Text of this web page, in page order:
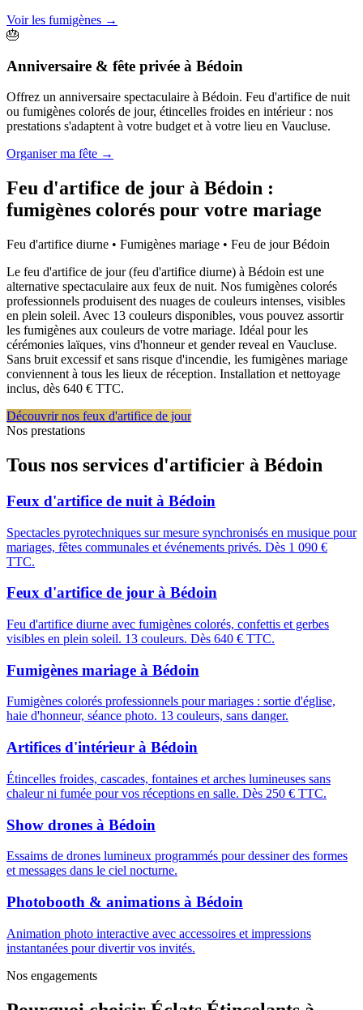
Voir les fumigènes →
🎂
Anniversaire & fête privée à Bédoin
Offrez un anniversaire spectaculaire à Bédoin. Feu d'artifice de nuit
ou fumigènes colorés de jour, étincelles froides en intérieur : nos
prestations s'adaptent à votre budget et à votre lieu en Vaucluse.
Organiser ma fête →
Feu d'artifice de jour à Bédoin :
fumigènes colorés pour votre mariage
Feu d'artifice diurne • Fumigènes mariage • Feu de jourBédoin
Le feu d'artifice de jour (feu d'artifice diurne) à Bédoin est une
alternative spectaculaire aux feux de nuit. Nos fumigènes colorés
professionnels produisent des nuages de couleurs intenses, visibles
en plein soleil. Avec 13 couleurs disponibles, vous pouvez assortir
les fumigènes aux couleurs de votre mariage. Idéal pour les
cérémonies laïques, vins d'honneur et gender reveal en Vaucluse.
Sans bruit excessif et sans risque d'incendie, les fumigènes mariage
conviennent à tous les lieux de réception. Installation et nettoyage
inclus, dès 640 € TTC.
Découvrir nos feux d'artifice de jour
Nos prestations
Tous nos services d'artificier à Bédoin
Feux d'artifice de nuit à Bédoin
Spectacles pyrotechniques sur mesure synchronisés en musique pour
mariages, fêtes communales et événements privés. Dès 1 090 €
TTC.
Feux d'artifice de jour à Bédoin
Feu d'artifice diurne avec fumigènes colorés, confettis et gerbes
visibles en plein soleil. 13 couleurs. Dès 640 € TTC.
Fumigènes mariage à Bédoin
Fumigènes colorés professionnels pour mariages : sortie d'église,
haie d'honneur, séance photo. 13 couleurs, sans danger.
Artifices d'intérieur à Bédoin
Étincelles froides, cascades, fontaines et arches lumineuses sans
chaleur ni fumée pour vos réceptions en salle. Dès 250 € TTC.
Show drones à Bédoin
Essaims de drones lumineux programmés pour dessiner des formes
et messages dans le ciel nocturne.
Photobooth & animations à Bédoin
Animation photo interactive avec accessoires et impressions
instantanées pour divertir vos invités.
Nos engagements